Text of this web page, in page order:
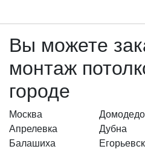
Вы можете
монтаж
городе
Москва
Апрелевка
Балашиха
Дубна
Егорьевск